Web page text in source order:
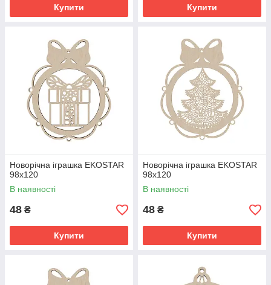
Купити Купити
Новорічна іграшка EKOSTAR
98х120
В наявності
48 ₴
Купити
Новорічна іграшка EKOSTAR
98х120
В наявності
48 ₴
Купити